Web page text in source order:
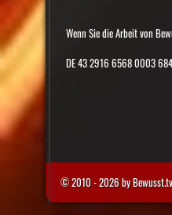
Wenn Sie die Arbeit von
DE 43 2916 6568 0003
© 2010 - 2026 by